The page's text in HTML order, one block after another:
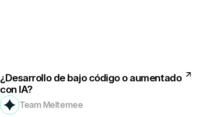
¿Desarrollo de bajo código o aumentado
con IA?
Team Meltemee